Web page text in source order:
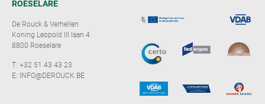
ROESELARE
De Rouck & Verhellen
Koning Leopold III laan 4
8800 Roeselare
T: +32 51 43 43 23
E: INFO@DEROUCK.BE